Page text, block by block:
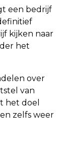
een bedrijf
kijken naar
het
over
van
het doel
zelfs weer